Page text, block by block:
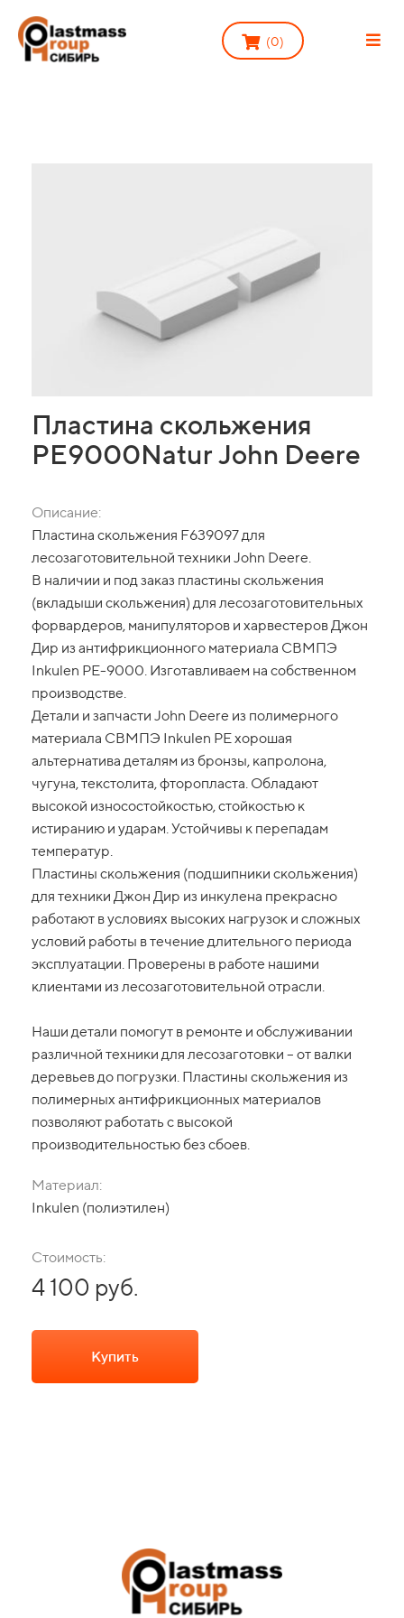
(0)
Пластина скольжения
РЕ9000Natur John Deere
Описание:
Пластина скольжения F639097 для
лесозаготовительной техники John Deere.
В наличии и под заказ пластины скольжения
(вкладыши скольжения) для лесозаготовительных
форвардеров, манипуляторов и харвестеров Джон
Дир из антифрикционного материала СВМПЭ
Inkulen PE-9000. Изготавливаем на собственном
производстве.
Детали и запчасти John Deere из полимерного
материала СВМПЭ Inkulen PE хорошая
альтернатива деталям из бронзы, капролона,
чугуна, текстолита, фторопласта. Обладают
высокой износостойкостью, стойкостью к
истиранию и ударам. Устойчивы к перепадам
температур.
Пластины скольжения (подшипники скольжения)
для техники Джон Дир из инкулена прекрасно
работают в условиях высоких нагрузок и сложных
условий работы в течение длительного периода
эксплуатации. Проверены в работе нашими
клиентами из лесозаготовительной отрасли.
Наши детали помогут в ремонте и обслуживании
различной техники для лесозаготовки – от валки
деревьев до погрузки. Пластины скольжения из
полимерных антифрикционных материалов
позволяют работать с высокой
производительностью без сбоев.
Материал:
Inkulen (полиэтилен)
Стоимость:
4 100 руб.
Купить